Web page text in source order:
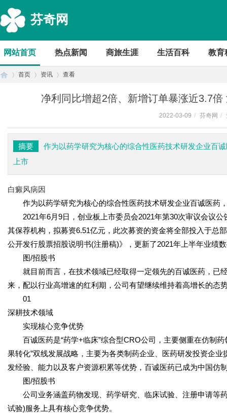
芬奇网
网站首页 热点新闻 商旅生涯 生活百科 教育
首页 资讯 查看
净利同比增超2倍、新增订单暴涨近3.7
2022-03-09 / 芬奇网 /
摘要
作为以药学研究为核心的综合性医药技术研发企业百
上市
白癜风病因
作为以药学研究为核心的综合性医药技术研发企业百诚医药
2021年6月9日，创业板上市委员会2021年第30次审议会议公
其保荐机构，拟募资6.51亿元，此次募资的资金将全部投入于总
公开发行股票招股说明书(注册稿)》，更新了2021年上半年业绩
图/招股书
就目前而言，在技术领域已经取得一定领先的百诚医药，已
来，配以行业高增速的红利期，公司有望继续维持着高增长的态
01
深耕技术领域
实现核心竞争优势
百诚医药是“药学+临床”综合型CRO公司，主要侧重在仿制药
果转化”双线发展战略，主要为各类制药企业、医药研发投资企
发经验、能力以及客户资源积累等优势，百诚医药已成为中国仿
图/招股书
公司业务涵盖药物发现、药学研究、临床试验、注册申请等
试验)服务上具有核心竞争优势。